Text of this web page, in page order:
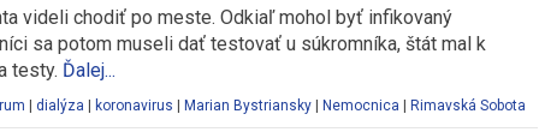
videli chodiť po meste. Odkiaľ mohol byť infikovaný
sa potom museli dať testovať u súkromníka, štát mal k
testy. Ďalej...
dialýza koronavirus Marian Bystriansky Nemocnica Rimavská Sobota